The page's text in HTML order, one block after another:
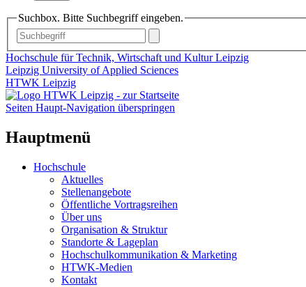
Suchbox. Bitte Suchbegriff eingeben.
Hochschule für Technik, Wirtschaft und Kultur Leipzig
Leipzig University of Applied Sciences
HTWK Leipzig
Seiten Haupt-Navigation überspringen
Hauptmenü
Hochschule
Aktuelles
Stellenangebote
Öffentliche Vortragsreihen
Über uns
Organisation & Struktur
Standorte & Lageplan
Hochschulkommunikation & Marketing
HTWK-Medien
Kontakt